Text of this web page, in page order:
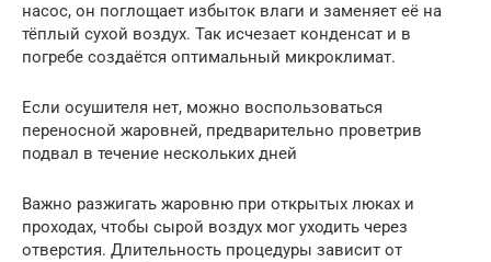
насос, он поглощает избыток влаги и заменяет её на
тёплый сухой воздух. Так исчезает конденсат и в
погребе создаётся оптимальный микроклимат.
Если осушителя нет, можно воспользоваться
переносной жаровней, предварительно проветрив
подвал в течение нескольких дней
Важно разжигать жаровню при открытых люках и
проходах, чтобы сырой воздух мог уходить через
отверстия. Длительность процедуры зависит от